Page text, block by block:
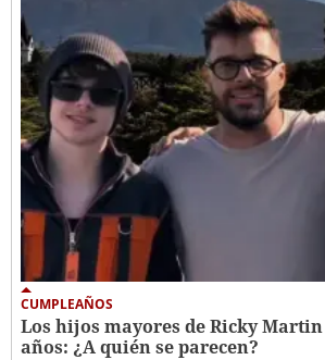
CUMPLEAÑOS
Los hijos mayores de Ricky
años: ¿A quién se parecen?